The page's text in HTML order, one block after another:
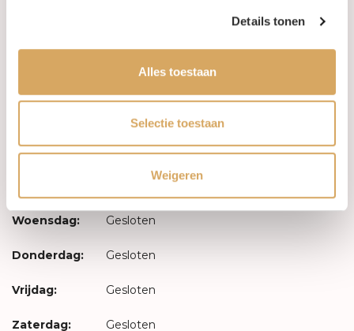
Details tonen
Alles toestaan
Selectie toestaan
Weigeren
Maandag: Gesloten
Woensdag: Gesloten
Donderdag: Gesloten
Vrijdag: Gesloten
Zaterdag: Gesloten